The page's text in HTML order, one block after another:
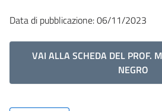
Data di pubblicazione: 06/11/2023
VAI ALLA SCHEDA DEL PROF.
NEGRO